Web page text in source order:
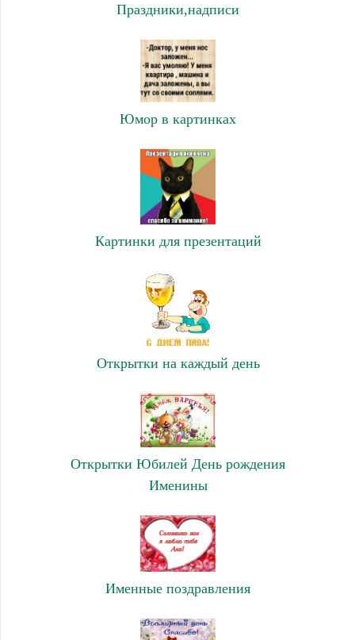
Праздники,надписи
Юмор в картинках
Картинки для презентаций
Открытки на каждый день
Открытки Юбилей День рождения
Именины
Именные поздравления